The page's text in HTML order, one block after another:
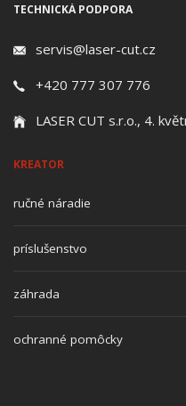
TECHNICKÁ PODPORA
servis@laser-cut.cz
+420 777 307 776
LASER CUT s.r.o., 4.
KREATOR
ručné náradie
príslušenstvo
záhrada
ochranné pomôcky